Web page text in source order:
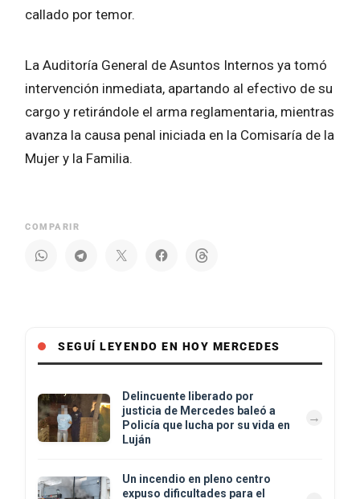
callado por temor.
La Auditoría General de Asuntos Internos ya tomó
intervención inmediata, apartando al efectivo de su
cargo y retirándole el arma reglamentaria, mientras
avanza la causa penal iniciada en la Comisaría de la
Mujer y la Familia.
COMPARIR
SEGUÍ LEYENDO EN HOY MERCEDES
Delincuente liberado por
justicia de Mercedes baleó a
Policía que lucha por su vida en
Luján
Un incendio en pleno centro
expuso dificultades para el